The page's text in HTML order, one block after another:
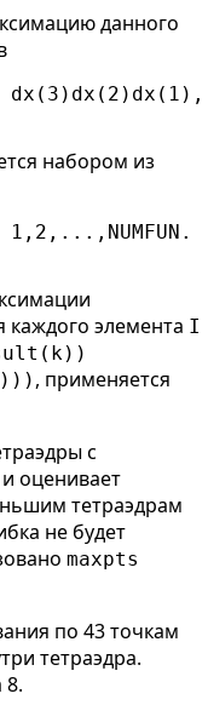
данного
набором из
элемента I
, применяется
с
оценивает
тетраэдрам
не будет
maxpts
по 43 точкам
тетраэдра.
8.